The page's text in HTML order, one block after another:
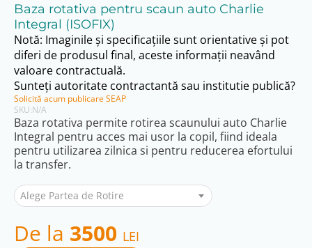
SKU:N/A
Baza rotativa pentru scaun auto Charlie
Integral (ISOFIX)
Baza rotativa permite rotirea scaunului auto Charlie
Integral pentru acces mai usor la copil, fiind ideala
pentru utilizarea zilnica si pentru reducerea efortului
la transfer.
Alege Partea de Rotire
De la 3500 LEI
Notă: Imaginile și specificațiile sunt orientative și pot
diferi de produsul final, aceste informații neavând
valoare contractuală.
Sunteți autoritate contractantă sau institutie publică?
Solicită acum publicare SEAP